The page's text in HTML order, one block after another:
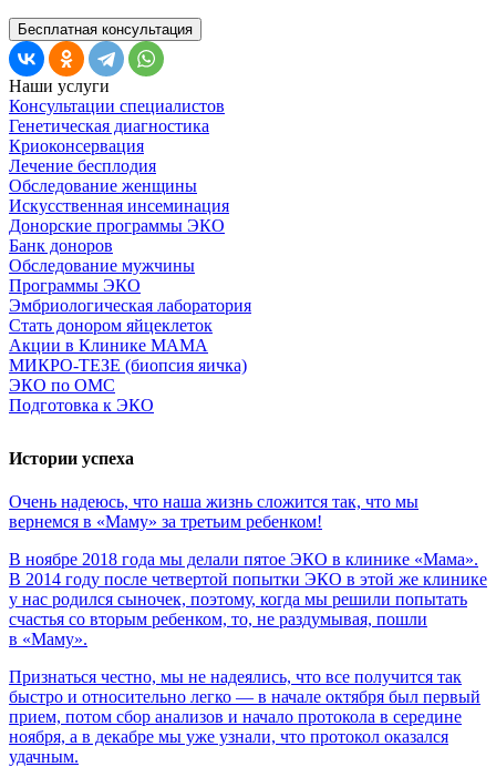
Бесплатная консультация
Наши услуги
Консультации специалистов
Генетическая диагностика
Криоконсервация
Лечение бесплодия
Обследование женщины
Искусственная инсеминация
Донорские программы ЭКО
Банк доноров
Обследование мужчины
Программы ЭКО
Эмбриологическая лаборатория
Стать донором яйцеклеток
Акции в Клинике МАМА
МИКРО-ТЕЗЕ (биопсия яичка)
ЭКО по ОМС
Подготовка к ЭКО
Истории успеха
Очень надеюсь, что наша жизнь сложится так, что мы
вернемся в «Маму» за третьим ребенком!
В ноябре 2018 года мы делали пятое ЭКО в клинике «Мама».
В 2014 году после четвертой попытки ЭКО в этой же клинике
у нас родился сыночек, поэтому, когда мы решили попытать
счастья со вторым ребенком, то, не раздумывая, пошли
в «Маму».
Признаться честно, мы не надеялись, что все получится так
быстро и относительно легко — в начале октября был первый
прием, потом сбор анализов и начало протокола в середине
ноября, а в декабре мы уже узнали, что протокол оказался
удачным.